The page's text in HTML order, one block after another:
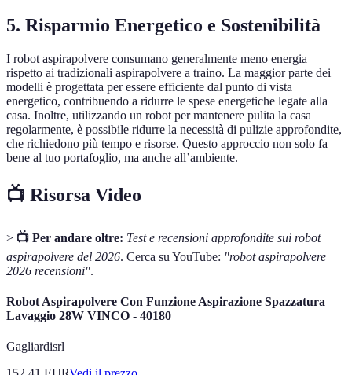
5. Risparmio Energetico e Sostenibilità
I robot aspirapolvere consumano generalmente meno energia
rispetto ai tradizionali aspirapolvere a traino. La maggior parte dei
modelli è progettata per essere efficiente dal punto di vista
energetico, contribuendo a ridurre le spese energetiche legate alla
casa. Inoltre, utilizzando un robot per mantenere pulita la casa
regolarmente, è possibile ridurre la necessità di pulizie approfondite,
che richiedono più tempo e risorse. Questo approccio non solo fa
bene al tuo portafoglio, ma anche all’ambiente.
📺 Risorsa Video
> 📺 Per andare oltre: Test e recensioni approfondite sui robot
aspirapolvere del 2026. Cerca su YouTube: "robot aspirapolvere
2026 recensioni".
Robot Aspirapolvere Con Funzione Aspirazione Spazzatura
Lavaggio 28W VINCO - 40180
Gagliardisrl